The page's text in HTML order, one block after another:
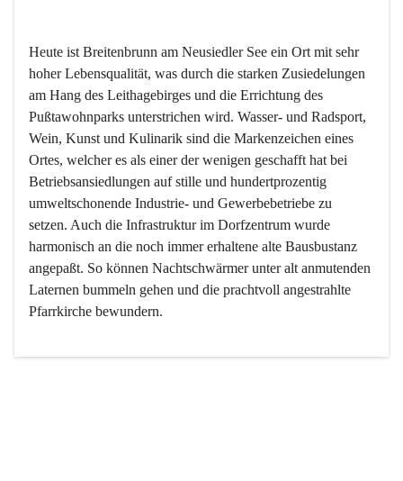
Heute ist Breitenbrunn am Neusiedler See ein Ort mit sehr
hoher Lebensqualität, was durch die starken Zusiedelungen
am Hang des Leithagebirges und die Errichtung des
Pußtawohnparks unterstrichen wird. Wasser- und Radsport,
Wein, Kunst und Kulinarik sind die Markenzeichen eines
Ortes, welcher es als einer der wenigen geschafft hat bei
Betriebsansiedlungen auf stille und hundertprozentig
umweltschonende Industrie- und Gewerbebetriebe zu
setzen. Auch die Infrastruktur im Dorfzentrum wurde
harmonisch an die noch immer erhaltene alte Bausbustanz
angepaßt. So können Nachtschwärmer unter alt anmutenden
Laternen bummeln gehen und die prachtvoll angestrahlte
Pfarrkirche bewundern.
Der Weinbau dominert heute nicht mehr, ist aber integrativer